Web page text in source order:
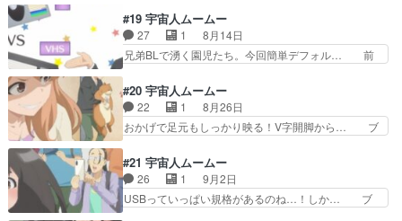
るのに必死wちゃんと話が… 夜の公園で缶ビール
片手にジョ◯゛ョ立ちし… 桜子さんの成長が恐ろ
しくて面白かったです…
EMS筋トレマシンの原理解説、医療・治療… ア
ルミ缶だと思って思い切り踏んづけたらス…
EMSってアブトロニックのことか。桜子さ… 前
回の緊迫感はどこへやら（汗）。彼女が出… モブ
ううまい話が転がっている訳もなく…… 桜子がム
ームーのこと甘やかしすぎなのは今… 桜子は頭が
オカシイな六郷の彼女はサイコパ…
#19 宇宙人ムームー
27 1
8月14日
兄弟BLで湧く園児たち。今回簡単デフォル… 前
橋の少年時代をあやひーが演じていて、… 竹は縦
に切るのはナタでいけるだろうけど横… いやー、
神回だったな今回。Aパートのウザ… ストローベ
イルとはまたマニアックな。Hi… 前半､昔話を園
との大人気ない言い争いが… サブタイの元ネタ
ぁ！！オチは想像できたけ… 今回は天空橋部長の
お当番回なのかな今まで…
#20 宇宙人ムームー
22 1
8月26日
おかげで足元もしっかり映る！V字開脚から… ブ
とうんこの話を真剣にしててよかった… ムームー
たちは光合成しているから排泄はし… いつもエン
ディングはカットされてしまうの… タンクレスト
イレってそういう仕組だったの… どちらも人のデ
#21 宇宙人ムームー
26 1
9月2日
USBっていっぱい規格があるのね…！しか… ブ